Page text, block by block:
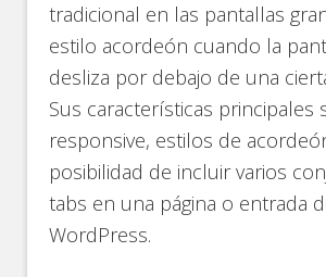
tradicional en las pantallas
estilo acordeón cuando la
desliza por debajo de una
Sus características principales
responsive, estilos de
posibilidad de incluir varios
tabs en una página o entrada
WordPress.